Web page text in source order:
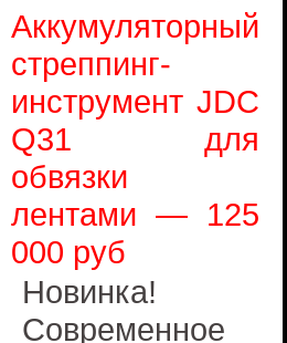
Аккумуляторный
стреппинг-
инструмент JDC
Q31 для
обвязки
лентами — 125
000 руб
Новинка!
Современное